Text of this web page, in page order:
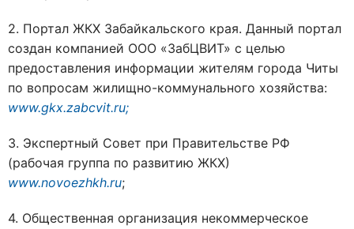
2. Портал ЖКХ Забайкальского края. Данный портал
создан компанией ООО «ЗабЦВИТ» с целью
предоставления информации жителям города Читы
по вопросам жилищно-коммунального хозяйства:
www.gkx.zabcvit.ru;
3. Экспертный Совет при Правительстве РФ
(рабочая группа по развитию ЖКХ)
www.novoezhkh.ru;
4. Общественная организация некоммерческое